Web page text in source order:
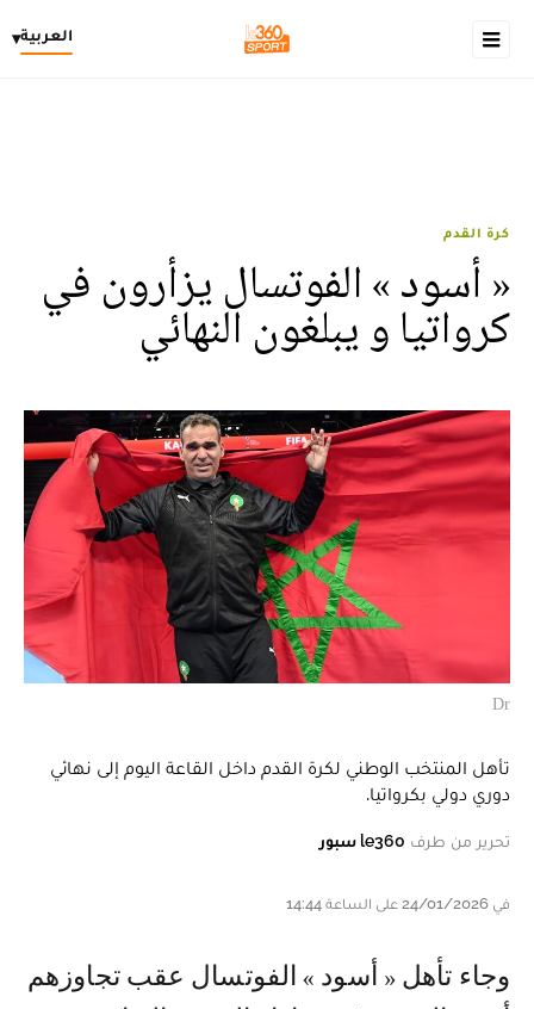
العربية▾
كرة القدم
« أسود » الفوتسال يزأرون في
كرواتيا و يبلغون النهائي
Dr
تأهل المنتخب الوطني لكرة القدم داخل القاعة اليوم إلى نهائي
دوري دولي بكرواتيا.
تحرير من طرف le360 سبور
في 24/01/2026 على الساعة 14:44
و جاء تأهل « أسود » الفوتسال عقب تجاوزهم